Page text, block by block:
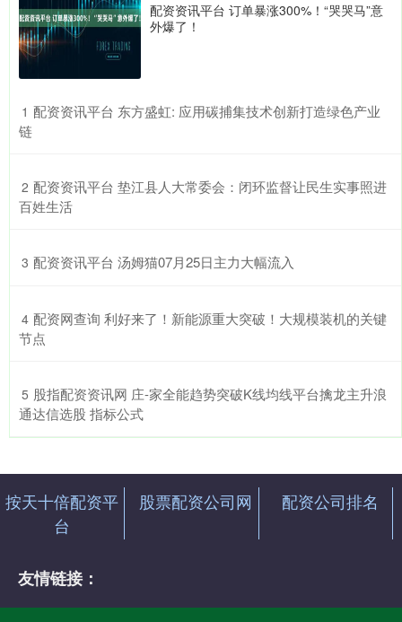
配资资讯平台 订单暴涨300%！“哭哭马”意
外爆了！
1 ​配资资讯平台 东方盛虹: 应用碳捕集技术创新打造绿色产业
链
2 ​配资资讯平台 垫江县人大常委会：闭环监督让民生实事照进
百姓生活
3 ​配资资讯平台 汤姆猫07月25日主力大幅流入
4 ​配资网查询 利好来了！新能源重大突破！大规模装机的关键
节点
5 ​股指配资资讯网 庄-家全能趋势突破K线均线平台擒龙主升浪
通达信选股 指标公式
按天十倍配资平
台
股票配资公司网 配资公司排名
友情链接：